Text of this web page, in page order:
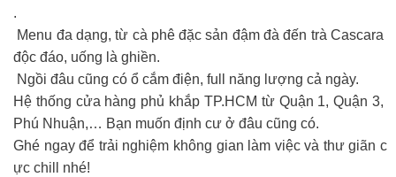
.
Menu đa dạng, từ cà phê đặc sản đậm đà đến trà Cascara
độc đáo, uống là ghiền.
Ngồi đâu cũng có ổ cắm điện, full năng lượng cả ngày.
Hệ thống cửa hàng phủ khắp TP.HCM từ Quận 1, Quận 3,
Phú Nhuận,… Bạn muốn định cư ở đâu cũng có.
Ghé ngay để trải nghiệm không gian làm việc và thư giãn c
ực chill nhé!